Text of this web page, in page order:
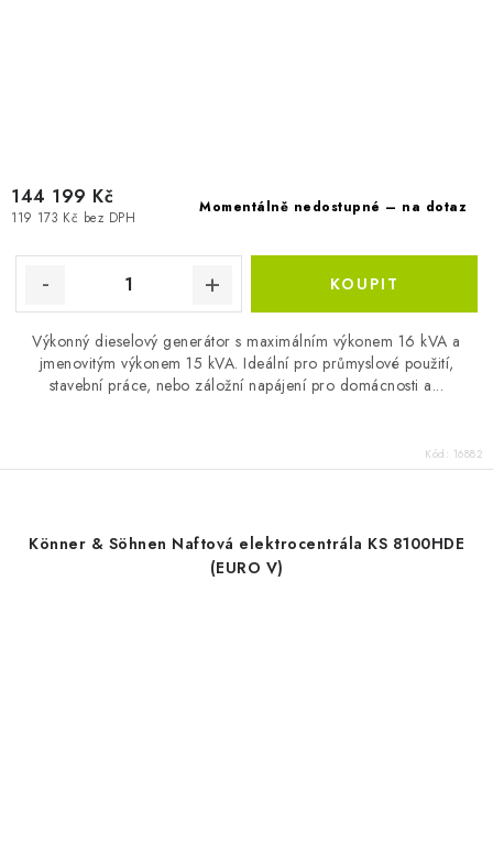
Momentálně nedostupné – na dotaz
119 173 Kč bez DPH
144 199 Kč
Výkonný dieselový generátor s maximálním výkonem 16 kVA a
jmenovitým výkonem 15 kVA. Ideální pro průmyslové použití,
stavební práce, nebo záložní napájení pro domácnosti a...
Kód: 16882
Könner & Söhnen Naftová elektrocentrála KS 8100HDE
(EURO V)